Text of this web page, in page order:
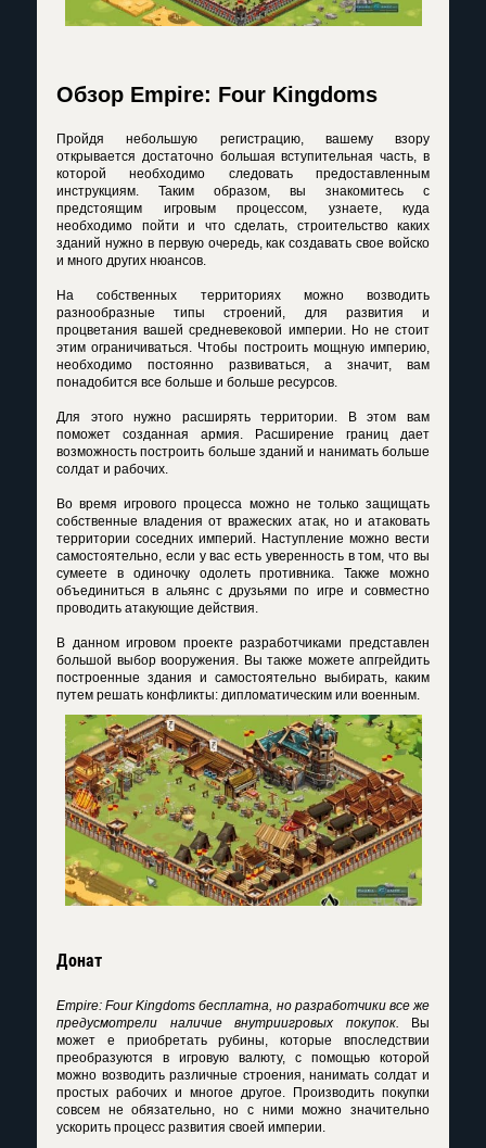
Обзор Empire: Four Kingdoms
Пройдя небольшую регистрацию, вашему взору
открывается достаточно большая вступительная часть, в
которой необходимо следовать предоставленным
инструкциям. Таким образом, вы знакомитесь с
предстоящим игровым процессом, узнаете, куда
необходимо пойти и что сделать, строительство каких
зданий нужно в первую очередь, как создавать свое войско
и много других нюансов.
На собственных территориях можно возводить
разнообразные типы строений, для развития и
процветания вашей средневековой империи. Но не стоит
этим ограничиваться. Чтобы построить мощную империю,
необходимо постоянно развиваться, а значит, вам
понадобится все больше и больше ресурсов.
Для этого нужно расширять территории. В этом вам
поможет созданная армия. Расширение границ дает
возможность построить больше зданий и нанимать больше
солдат и рабочих.
Во время игрового процесса можно не только защищать
собственные владения от вражеских атак, но и атаковать
территории соседних империй. Наступление можно вести
самостоятельно, если у вас есть уверенность в том, что вы
сумеете в одиночку одолеть противника. Также можно
объединиться в альянс с друзьями по игре и совместно
проводить атакующие действия.
В данном игровом проекте разработчиками представлен
большой выбор вооружения. Вы также можете апгрейдить
построенные здания и самостоятельно выбирать, каким
путем решать конфликты: дипломатическим или военным.
Донат
Empire: Four Kingdoms бесплатна, но разработчики все же
предусмотрели наличие внутриигровых покупок.
Вы
может е приобретать рубины, которые впоследствии
преобразуются в игровую валюту, с помощью которой
можно возводить различные строения, нанимать солдат и
простых рабочих и многое другое. Производить покупки
совсем не обязательно, но с ними можно значительно
ускорить процесс развития своей империи.